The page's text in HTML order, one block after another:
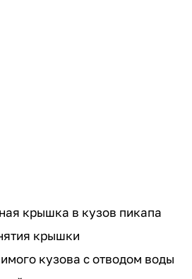
крышка в кузов пикапа
крышки
кузова с отводом воды